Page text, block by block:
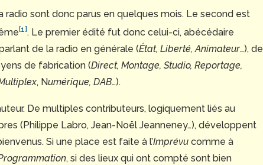
radio sont donc parus en quelques mois. Le second est
[1]. Le premier édité fut donc celui-ci, abécédaire
de la radio en générale (État, Liberté, Animateur…), de
de fabrication (Direct, Montage, Studio, Reportage,
, Numérique, DAB…).
De multiples contributeurs, logiquement liés au
(Philippe Labro, Jean-Noël Jeanneney…), développent
Si une place est faite à l’Imprévu comme à
, si des lieux qui ont compté sont bien